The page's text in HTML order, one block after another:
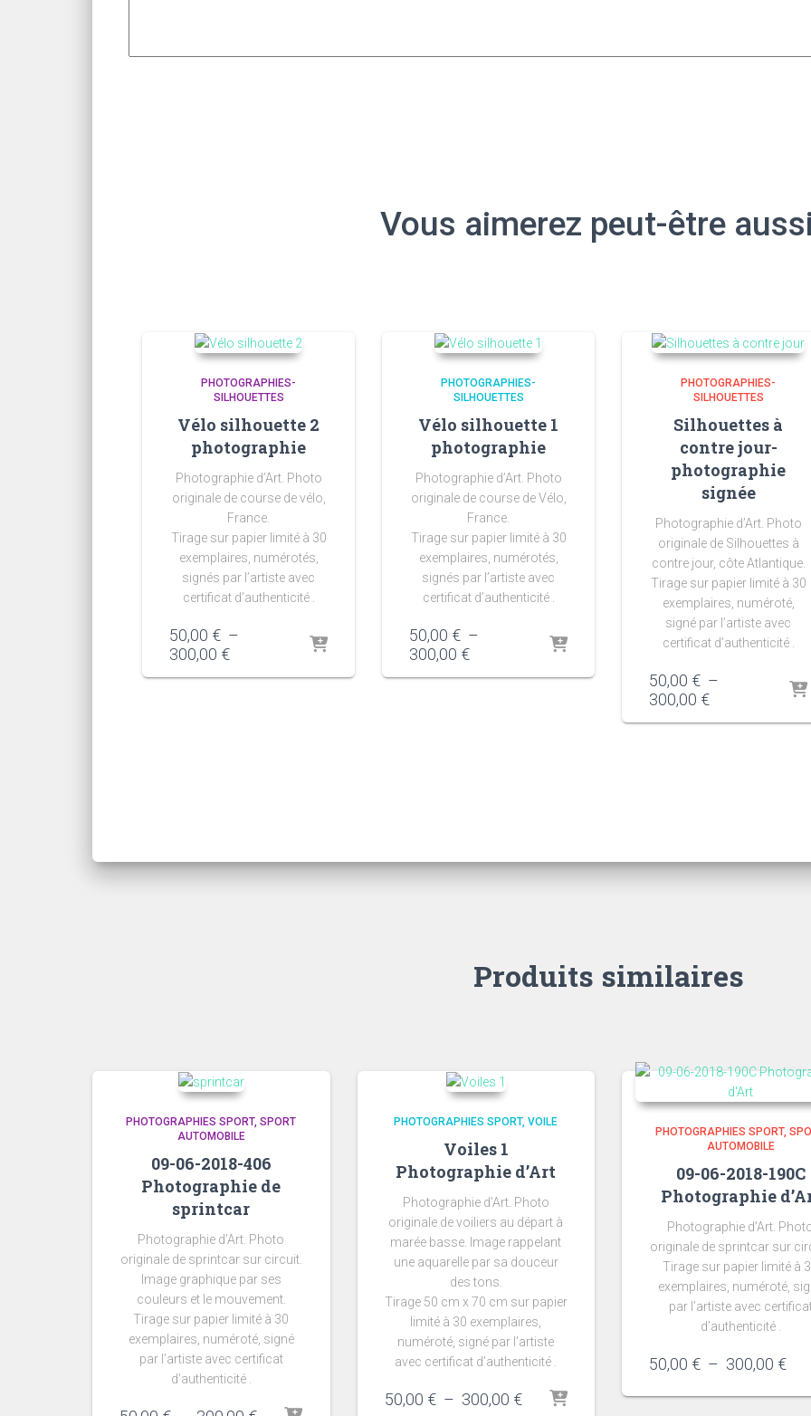
Vous aimerez peut-être
PHOTOGRAPHIES-
SILHOUETTES
Vélo silhouette 2
photographie
Photographie d’Art. Photo
originale de course de vélo,
France.
Tirage sur papier limité à 30
exemplaires, numérotés,
signés par l’artiste avec
certificat d’authenticité .
50,00 € –
300,00 €Plage
PHOTOGRAPHIES-
SILHOUETTES
Vélo silhouette 1
photographie
Photographie d’Art. Photo
originale de course de Vélo,
France.
Tirage sur papier limité à 30
exemplaires, numérotés,
signés par l’artiste avec
certificat d’authenticité .
50,00 € –
300,00 €Plage
PHOTOGRAPHIES-
SILHOUETTES
Silhouettes à
contre jour-
photographie
signée
Photographie d’Art. Photo
originale de Silhouettes à
contre jour, côte Atlantique.
Tirage sur papier limité à 30
exemplaires, numéroté,
signé par l’artiste avec
certificat d’authenticité .
50,00 € –
300,00 €Plage
Produits similaires
PHOTOGRAPHIES SPORT SPORT
AUTOMOBILE
09-06-2018-406
Photographie de
sprintcar
Photographie d’Art. Photo
originale de sprintcar sur circuit.
Image graphique par ses
couleurs et le mouvement.
Tirage sur papier limité à 30
exemplaires, numéroté, signé
par l’artiste avec certificat
d’authenticité .
PHOTOGRAPHIES SPORT VOILE
Voiles 1
Photographie d’Art
Photographie d’Art. Photo
originale de voiliers au départ à
marée basse. Image rappelant
une aquarelle par sa douceur
des tons.
Tirage 50 cm x 70 cm sur papier
limité à 30 exemplaires,
numéroté, signé par l’artiste
avec certificat d’authenticité .
50,00 € – 300,00 €Plage
PHOTOGRAPHIES SPORT
AUTOMOBILE
09-06-2018-190C
Photographie
Photographie d’Art.
originale de sprintcar sur
Tirage sur papier limité à
exemplaires, numéroté,
par l’artiste avec
d’authenticité .
50,00 € – 300,00 €